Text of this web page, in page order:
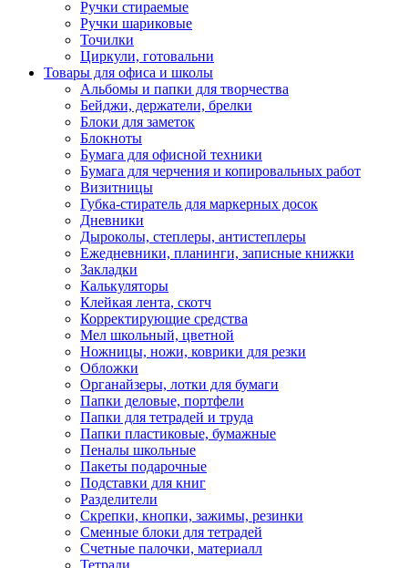
Ручки стираемые
Ручки шариковые
Точилки
Циркули, готовальни
Товары для офиса и школы
Альбомы и папки для творчества
Бейджи, держатели, брелки
Блоки для заметок
Блокноты
Бумага для офисной техники
Бумага для черчения и копировальных работ
Визитницы
Губка-стиратель для маркерных досок
Дневники
Дыроколы, степлеры, антистеплеры
Ежедневники, планинги, записные книжки
Закладки
Калькуляторы
Клейкая лента, скотч
Корректирующие средства
Мел школьный, цветной
Ножницы, ножи, коврики для резки
Обложки
Органайзеры, лотки для бумаги
Папки деловые, портфели
Папки для тетрадей и труда
Папки пластиковые, бумажные
Пеналы школьные
Пакеты подарочные
Подставки для книг
Разделители
Скрепки, кнопки, зажимы, резинки
Сменные блоки для тетрадей
Счетные палочки, материалл
Тетради